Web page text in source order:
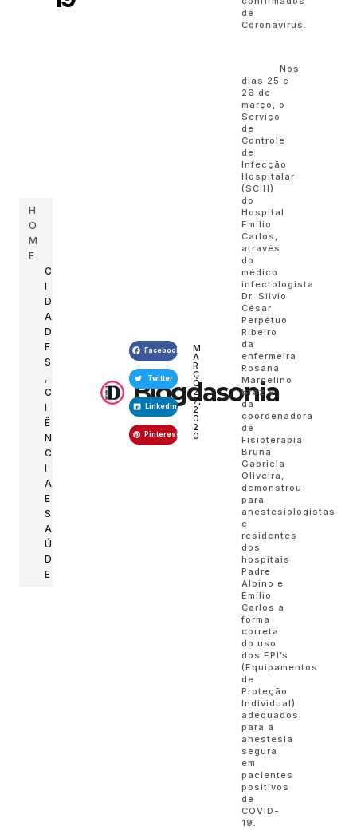
H
O
M
E
C
I
D
A
D
E
S
,
C
I
Ê
N
C
I
A
E
S
A
Ú
D
E
Blogdasonia
Facebook
Twitter
LinkedIn
Pinterest
M
A
R
Ç
O
2
7,
2
0
2
0
de
Coronavírus.
Nos
dias 25 e
26 de
março, o
Serviço
de
Controle
de
Infecção
Hospitalar
(SCIH)
do
Hospital
Emílio
Carlos,
através
do
médico
infectologista
Dr. Silvio
César
Perpétuo
Ribeiro
da
enfermeira
Rosana
Marcelino
Braz e
da
coordenadora
de
Fisioterapia
Bruna
Gabriela
Oliveira,
demonstrou
para
anestesiologistas
e
residentes
dos
hospitais
Padre
Albino e
Emílio
Carlos a
forma
correta
do uso
dos EPI’s
(Equipamentos
de
Proteção
Individual)
adequados
para a
anestesia
segura
em
pacientes
positivos
de
COVID-
19.